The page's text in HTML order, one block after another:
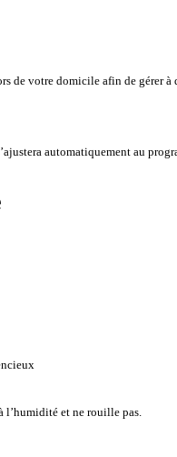
de votre domicile afin de gérer
automatiquement au
l’humidité et ne rouille pas.